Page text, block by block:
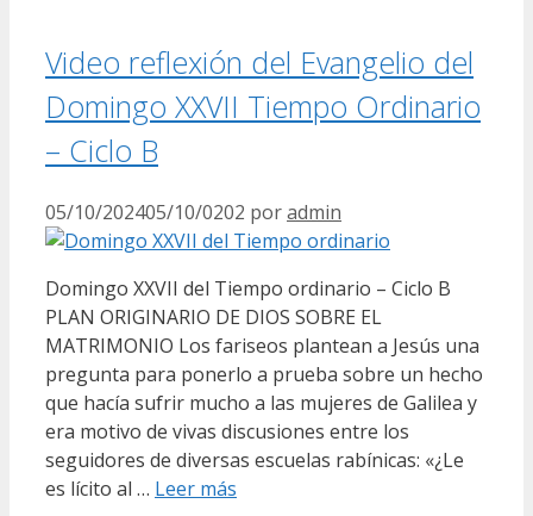
Video reflexión del Evangelio del
Domingo XXVII Tiempo Ordinario
– Ciclo B
05/10/202405/10/0202 poradmin
Domingo XXVII del Tiempo ordinario – Ciclo B
PLAN ORIGINARIO DE DIOS SOBRE EL
MATRIMONIO Los fariseos plantean a Jesús una
pregunta para ponerlo a prueba sobre un hecho
que hacía sufrir mucho a las mujeres de Galilea y
era motivo de vivas discusiones entre los
seguidores de diversas escuelas rabínicas: «¿Le
es lícito al … Leer más